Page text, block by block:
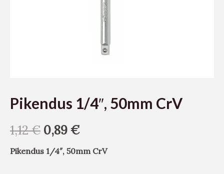
Pikendus 1/4″, 50mm CrV
1,12€ 0,89€
Pikendus 1/4″, 50mm CrV